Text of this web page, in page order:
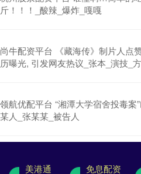
斤！！！_酸辣_爆炸_嘎嘎
尚牛配资平台 《藏海传》制片人点
历曝光, 引发网友热议_张本_演技_
领航优配平台 “湘潭大学宿舍投毒案
某人_张某某_被告人
美港通 免息配资